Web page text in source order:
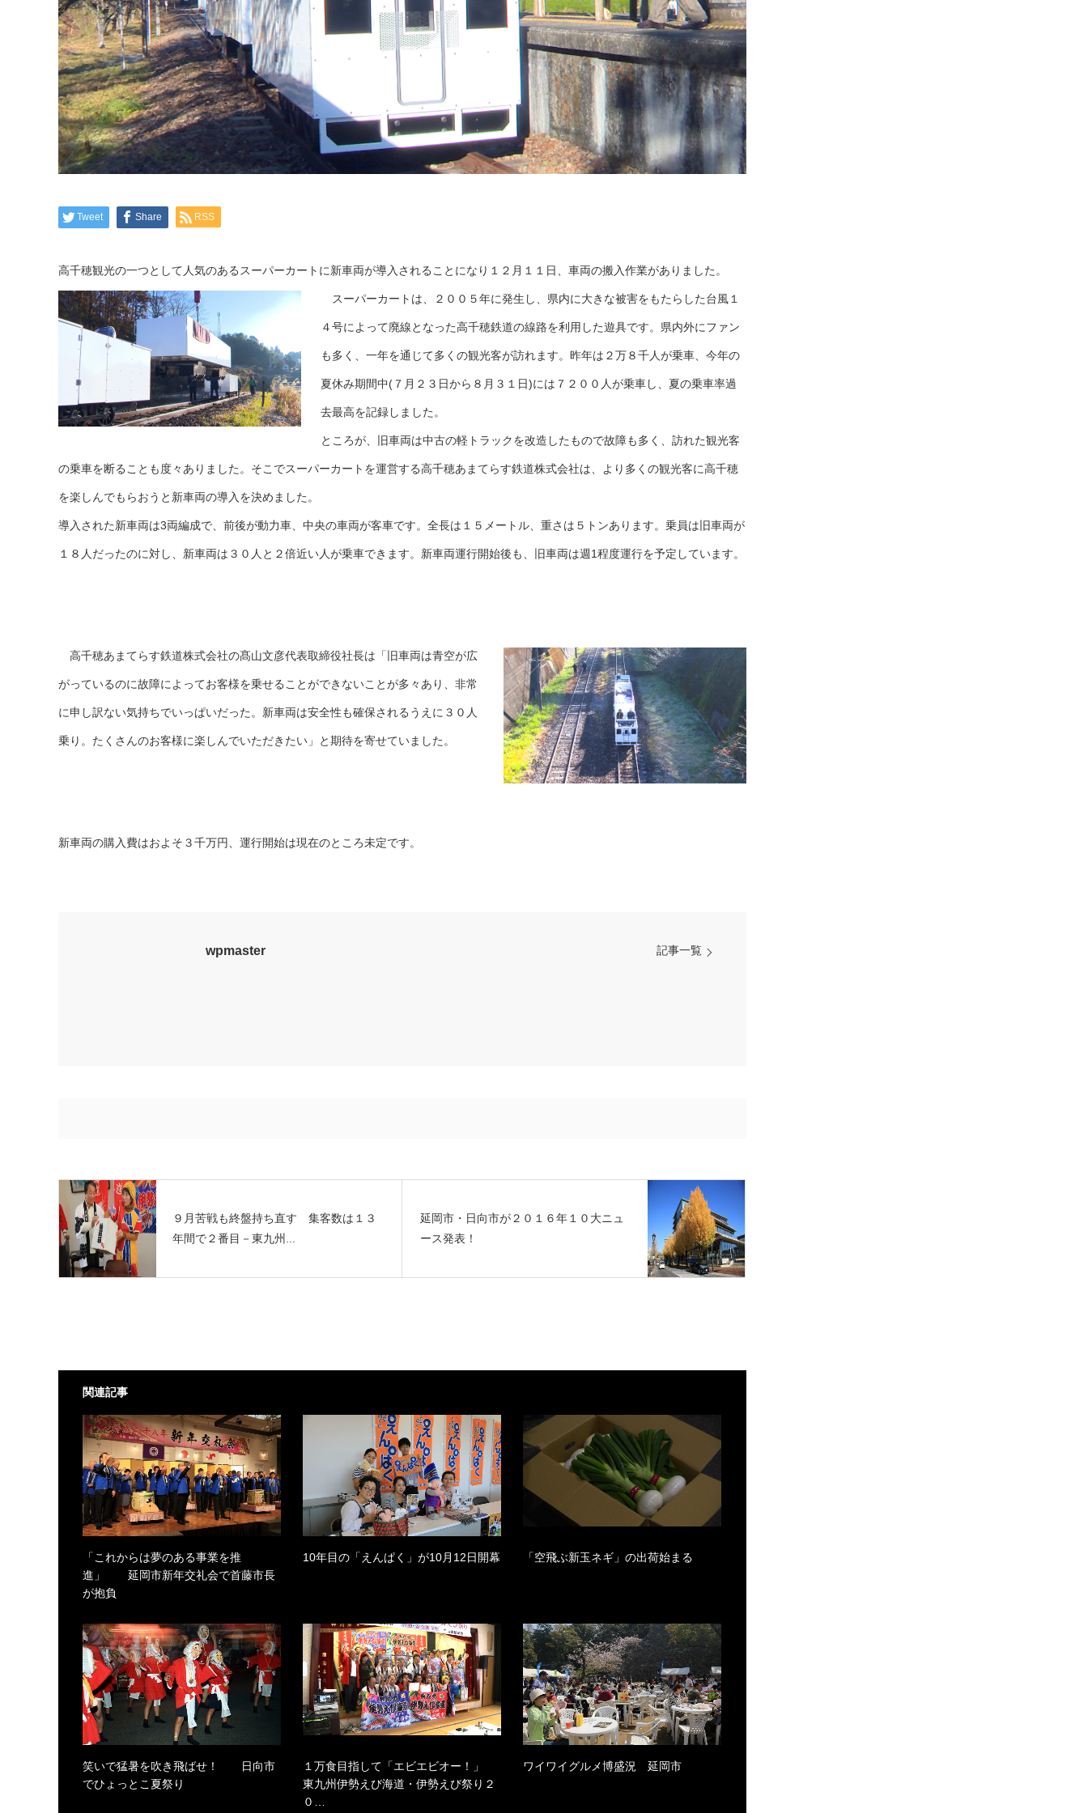
Tweet Share RSS
高千穂観光の一つとして人気のあるスーパーカートに新車両が導入されることになり１２月１１日、車両の搬入作業がありました。
スーパーカートは、２００５年に発生し、県内に大きな被害をもたらした台風１
４号によって廃線となった高千穂鉄道の線路を利用した遊具です。県内外にファン
も多く、一年を通じて多くの観光客が訪れます。昨年は２万８千人が乗車、今年の
夏休み期間中(７月２３日から８月３１日)には７２００人が乗車し、夏の乗車率過
去最高を記録しました。
ところが、旧車両は中古の軽トラックを改造したもので故障も多く、訪れた観光客
の乗車を断ることも度々ありました。そこでスーパーカートを運営する高千穂あまてらす鉄道株式会社は、より多くの観光客に高千穂
を楽しんでもらおうと新車両の導入を決めました。
導入された新車両は3両編成で、前後が動力車、中央の車両が客車です。全長は１５メートル、重さは５トンあります。乗員は旧車両が
１８人だったのに対し、新車両は３０人と２倍近い人が乗車できます。新車両運行開始後も、旧車両は週1程度運行を予定しています。
高千穂あまてらす鉄道株式会社の髙山文彦代表取締役社長は「旧車両は青空が広
がっているのに故障によってお客様を乗せることができないことが多々あり、非常
に申し訳ない気持ちでいっぱいだった。新車両は安全性も確保されるうえに３０人
乗り。たくさんのお客様に楽しんでいただきたい」と期待を寄せていました。
新車両の購入費はおよそ３千万円、運行開始は現在のところ未定です。
wpmaster 記事一覧
９月苦戦も終盤持ち直す 集客数は１３
年間で２番目－東九州...
延岡市・日向市が２０１６年１０大ニュ
ース発表！
関連記事
「これからは夢のある事業を推
進」 延岡市新年交礼会で首藤市長
が抱負
10年目の「えんぱく」が10月12日開幕 「空飛ぶ新玉ネギ」の出荷始まる
笑いで猛暑を吹き飛ばせ！ 日向市
でひょっとこ夏祭り
１万食目指して「エビエビオー！」
東九州伊勢えび海道・伊勢えび祭り２
０…
ワイワイグルメ博盛況 延岡市